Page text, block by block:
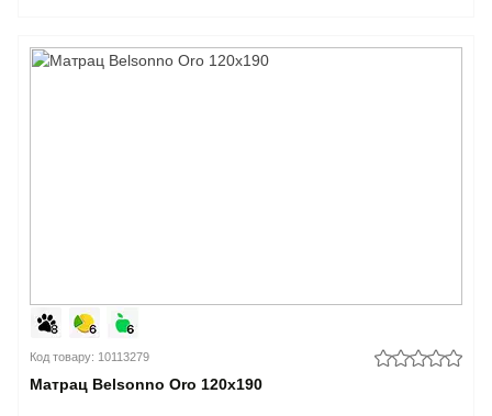
Код товару: 10113279
Матрац Belsonno Oro 120x190